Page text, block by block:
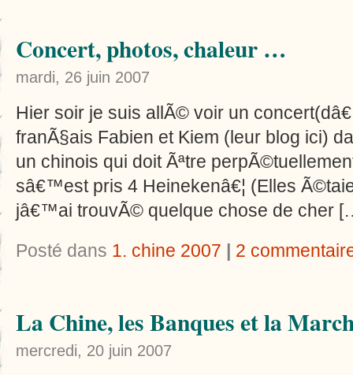
Concert, photos, chaleur …
mardi, 26 juin 2007
Hier soir je suis allÃ© voir un
franÃ§ais Fabien et Kiem (leur blog ici)
un chinois qui doit Ãªtre
sâ€™est pris 4 Heinekenâ€¦ (Elles
jâ€™ai trouvÃ© quelque chose de cher
Posté dans 1. chine 2007 | 2
La Chine, les Banques et la
mercredi, 20 juin 2007